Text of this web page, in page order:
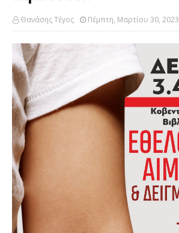
Θανάσης Τέγος Πέμπτη, Μαρτίου 30, 2023